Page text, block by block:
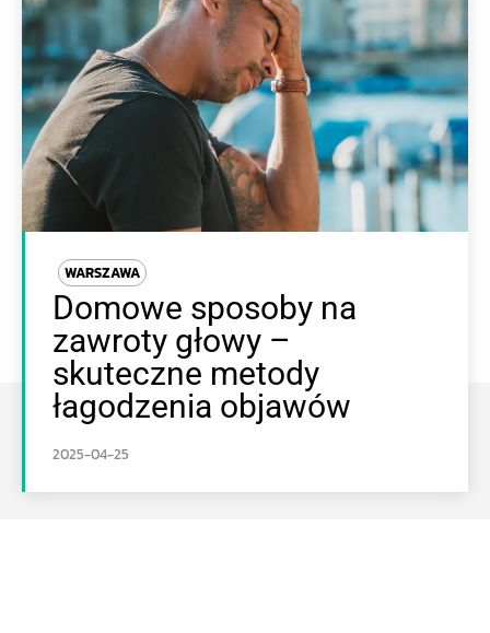
WARSZAWA
Domowe sposoby na
zawroty głowy –
skuteczne metody
łagodzenia objawów
2025-04-25